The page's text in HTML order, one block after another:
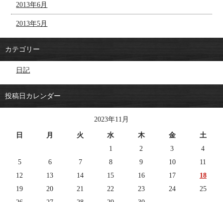
2013年6月
2013年5月
カテゴリー
日記
投稿日カレンダー
2023年11月
日 月 火 水 木 金
土
1
2 3
4
5
6 7 8 9 10
11
12
13 14 15 16 17
18
19
20 21 22 23 24
25